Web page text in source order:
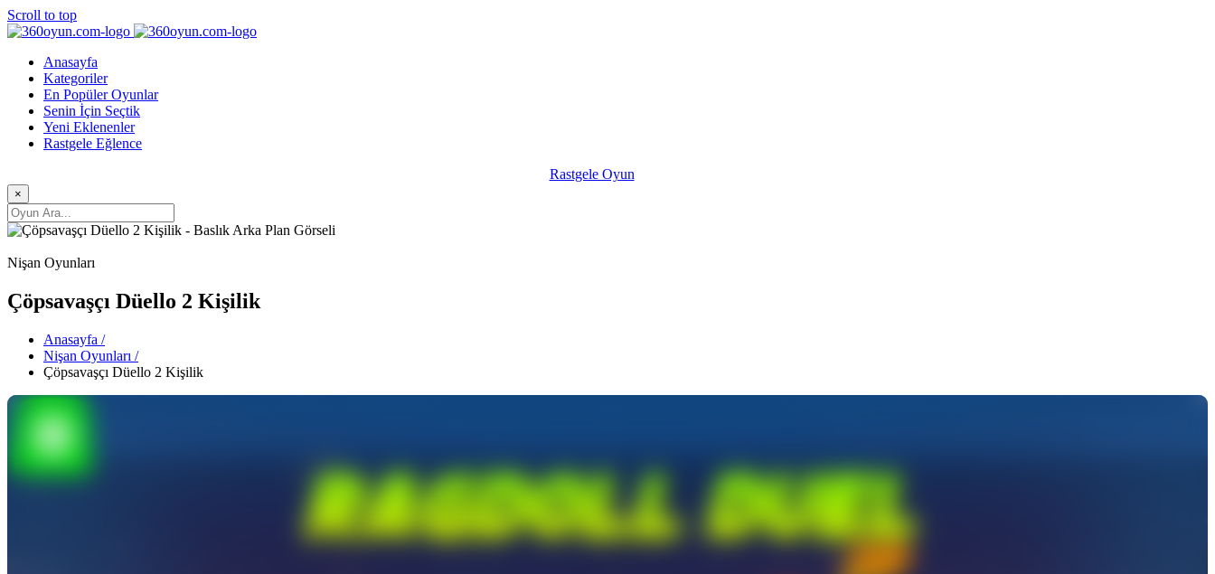
Scroll to top
Anasayfa
Kategoriler
En Popüler Oyunlar
Senin İçin Seçtik
Yeni Eklenenler
Rastgele Eğlence
Rastgele Oyun
×
Nişan Oyunları
Çöpsavaşçı Düello 2 Kişilik
Anasayfa /
Nişan Oyunları /
Çöpsavaşçı Düello 2 Kişilik